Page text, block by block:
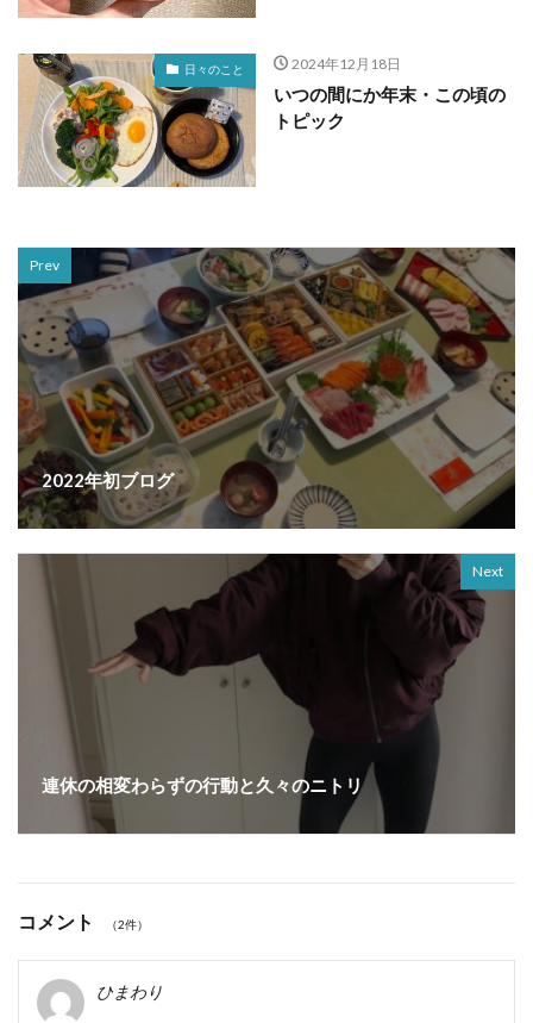
日々のこと 2024年12月18日
いつの間にか年末・この頃の
トピック
Prev
2022年初ブログ
Next
連休の相変わらずの行動と久々のニトリ
コメント （2件）
ひまわり